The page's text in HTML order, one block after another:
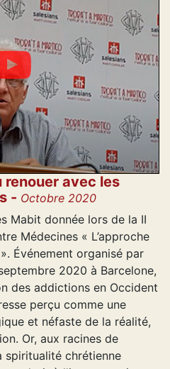
renouer avec les
- Octobre 2020
Mabit donnée lors de la II
Médecines « L’approche
Événement organisé par
2020 à Barcelone,
des addictions en Occident
perçu comme une
et néfaste de la réalité,
Or, aux racines de
spiritualité chrétienne